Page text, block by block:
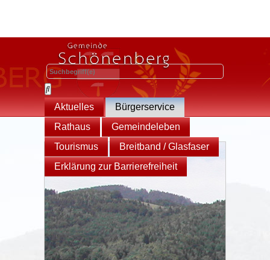
Aktuelles
Bürgerservice
Rathaus
Gemeindeleben
Tourismus
Breitband / Glasfaser
Erklärung zur Barrierefreiheit